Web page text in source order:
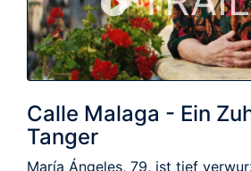
Calle Malaga - Ein
Tanger
María Ángeles, 79, ist tief